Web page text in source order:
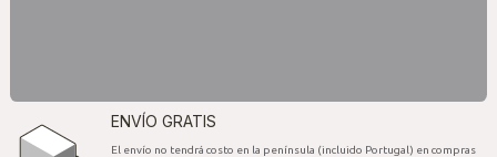
ENVÍO GRATIS
El envío no tendrá costo en la península (incluido Portugal) en compras